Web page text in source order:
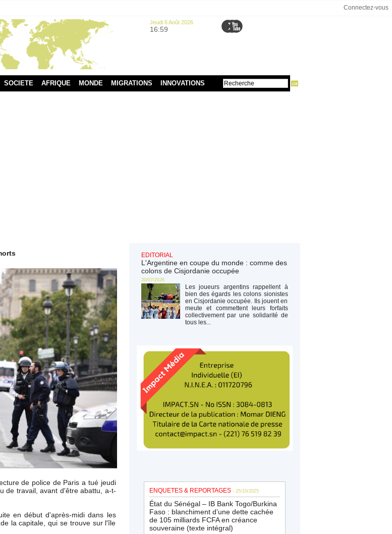
Connectez-vous
Jeudi 6 Août 2026
16:59
SOCIETE AFRIQUE MONDE MIGRATIONS INNOVATIONS
de police de Paris a tué jeudi
de travail, avant d'être abattu, a-t-
en début d'après-midi dans les
la capitale, qui se trouve sur l'île
EDITORIAL
L'Argentine en coupe du monde : comme des
colons de Cisjordanie occupée
20/07/2026
Les joueurs argentins rappellent à
bien des égards les colons sionistes
en Cisjordanie occupée. Ils jouent en
meute et commettent leurs forfaits
collectivement par une solidarité de
tous les...
ENQUETES & REPORTAGES - 25/10/2025
État du Sénégal – IB Bank Togo/Burkina
Faso : blanchiment d’une dette cachée
de 105 milliards FCFA en créance
souveraine (texte intégral)